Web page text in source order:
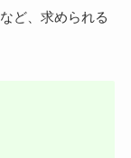
など、求められる